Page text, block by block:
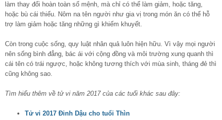
làm thay đổi hoàn toàn số mệnh, mà chỉ có thể làm giảm, hoặc tăng,
hoặc bù cái thiếu. Nôm na tên người như gia vị trong món ăn có thể hỗ
trợ làm giảm hoặc tăng những gì khiếm khuyết.
Còn trong cuộc sống, quy luật nhân quả luôn hiện hữu. Vì vậy mọi người
nên sống bình đẳng, bác ái với cộng đồng và môi trường xung quanh thì
cái tên có trái ngược, hoặc không tương thích với mùa sinh, tháng đẻ thì
cũng không sao.
Tìm hiểu thêm về tử vi năm 2017 của các tuổi khác sau đây:
Tử vi 2017 Đinh Dậu cho tuổi Thìn